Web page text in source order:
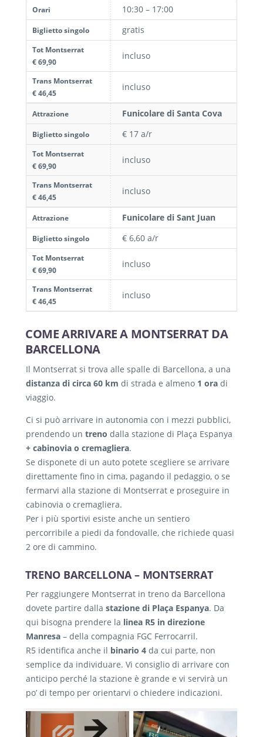
Orari 10:30 – 17:00
Biglietto singolo gratis
Tot Montserrat
€ 69,90
incluso
Trans Montserrat
€ 46,45
incluso
Attrazione Funicolare di Santa Cova
Biglietto singolo € 17 a/r
Tot Montserrat
€ 69,90
incluso
Trans Montserrat
€ 46,45
incluso
Attrazione Funicolare di Sant Juan
Biglietto singolo € 6,60 a/r
Tot Montserrat
€ 69,90
incluso
Trans Montserrat
€ 46,45
incluso
COME ARRIVARE A MONTSERRAT DA
BARCELLONA
Il Montserrat si trova alle spalle di Barcellona, a una
distanza di circa 60 km di strada e almeno 1 ora di
viaggio.
Ci si può arrivare in autonomia con i mezzi pubblici,
prendendo un treno dalla stazione di Plaça Espanya
+ cabinovia o cremagliera.
Se disponete di un auto potete scegliere se arrivare
direttamente fino in cima, pagando il pedaggio, o se
fermarvi alla stazione di Montserrat e proseguire in
cabinovia o cremagliera.
Per i più sportivi esiste anche un sentiero
percorribile a piedi da fondovalle, che richiede quasi
2 ore di cammino.
TRENO BARCELLONA – MONTSERRAT
Per raggiungere Montserrat in treno da Barcellona
dovete partire dalla stazione di Plaça Espanya. Da
qui bisogna prendere la linea R5 in direzione
Manresa – della compagnia FGC Ferrocarril.
R5 identifica anche il binario 4 da cui parte, non
semplice da individuare. Vi consiglio di arrivare con
anticipo perché la stazione è grande e vi servirà un
po’ di tempo per orientarvi o chiedere indicazioni.